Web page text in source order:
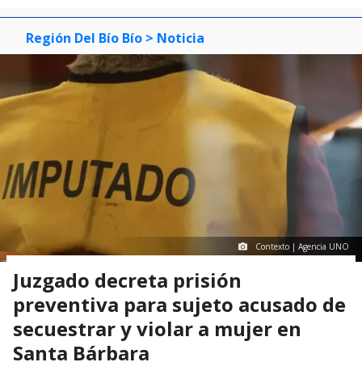
Región Del Bío Bío > Noticia
Contexto | Agencia UNO
Juzgado decreta prisión
preventiva para sujeto acusado de
secuestrar y violar a mujer en
Santa Bárbara